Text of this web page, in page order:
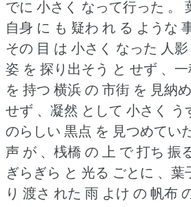
でに 小さく なって行った 。
自身 に も 疑わ れ る ような
その 目 は 小さく なった 人
姿 を 探り出そう と せず 、
を 持つ 横浜 の 市街 を 見納
せず 、凝然 として 小さく う
のらしい 黒点 を 見つめていた
声 が 、桟橋 の 上 で 打ち 振
ぎらぎら と 光る ごとに 、葉
り 渡さ れた 雨 よけ の 帆布